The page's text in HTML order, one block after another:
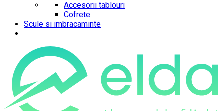
Accesorii tablouri
Cofrete
Scule si imbracaminte